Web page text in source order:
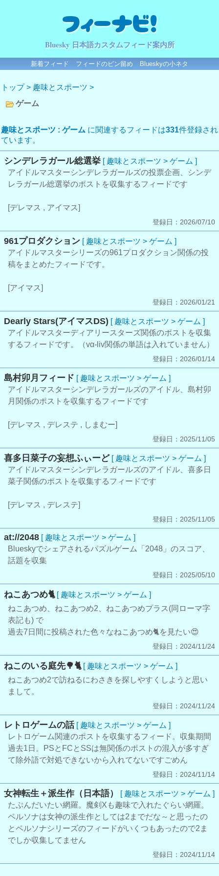
フィーナビ！
Bluesky 日本語カスタムフィード案内所
新着フィード フィードのピン留め Blueskyの小ネタ
トップ> 趣味とスポーツ >
ゲーム
趣味とスポーツ : ゲーム に関連するフィードは331件登録され
ています。
シンデレラガール総選挙 [ 趣味とスポーツ > ゲーム ]
アイドルマスターシンデレラガールズの投票企画、シンデ
レラガール総選挙のポストを収集するフィードです
[デレマス , アイマス]
登録日：2026/07/10
961プロダクション [ 趣味とスポーツ > ゲーム ]
アイドルマスターシリーズの961プロダクション関係の投
稿をまとめたフィードです。
[アイマス]
登録日：2026/01/21
Dearly Stars(アイマスDS) [ 趣味とスポーツ > ゲーム ]
アイドルマスターディアリースターズ関係のポストを収集
するフィードです。（vα-liv関係の単語は入れていません）
登録日：2026/01/14
島村卯月フィード [ 趣味とスポーツ > ゲーム ]
アイドルマスターシンデレラガールズのアイドル、島村卯
月関係のポストを収集するフィードです
[デレマス , デレステ , しまむー]
登録日：2025/11/05
喜多日菜子の妄想ふぃーど[ 趣味とスポーツ > ゲーム ]
アイドルマスターシンデレラガールズのアイドル、喜多日
菜子関係のポストを収集するフィードです
[デレマス , デレステ]
登録日：2025/11/05
at://2048 [ 趣味とスポーツ > ゲーム ]
Blueskyでシェアされるパズルゲーム「2048」のスコア、
話題を収集
登録日：2025/05/10
ねこあつめ🐈[ 趣味とスポーツ > ゲーム ]
ねこあつめ、ねこあつめ2、ねこあつめプラス(同ローマ字
表記も) で
過去7日間に投稿された色々なねこあつめ🐈を見たい😍
登録日：2024/11/24
ねこのいる庭先🌳🐈[ 趣味とスポーツ > ゲーム ]
ねこあつめ2で訪ねるにわさきを探しやすくしようと思い
まして。
登録日：2024/11/24
レトロゲームの話[ 趣味とスポーツ > ゲーム ]
レトロゲーム関連のポストを収集するフィード。収集期間
過去1日。PSとFCとSSは無関係のポストの混入が多すぎ
て除外語で対処できないから入れてないですごめん
登録日：2024/11/14
女神転生＋派生作（日本語）
[ 趣味とスポーツ > ゲーム ]
たぶんだいたい網羅。魔剣Xも趣味で入れたぐらい網羅。
ペルソナは女神の派生作としては2までだな～と思ったの
とペルソナシリーズのフィードがいくつもあったので2ま
でしか収集してません
登録日：2024/11/14